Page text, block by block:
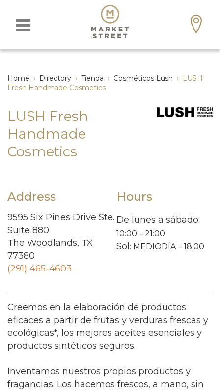
Home › Directory › Tienda › Cosméticos Lush › LUSH
Fresh Handmade Cosmetics
LUSH Fresh
Handmade
Cosmetics
Address
9595 Six Pines Drive Ste.
Suite 880
The Woodlands, TX
77380
(291) 465-4603
Hours
De lunes a sábado:
10:00 – 21:00
Sol : MEDIODÍA – 18:00
Creemos en la elaboración de productos
eficaces a partir de frutas y verduras frescas y
ecológicas*, los mejores aceites esenciales y
productos sintéticos seguros.
Inventamos nuestros propios productos y
fragancias. Los hacemos frescos, a mano, sin